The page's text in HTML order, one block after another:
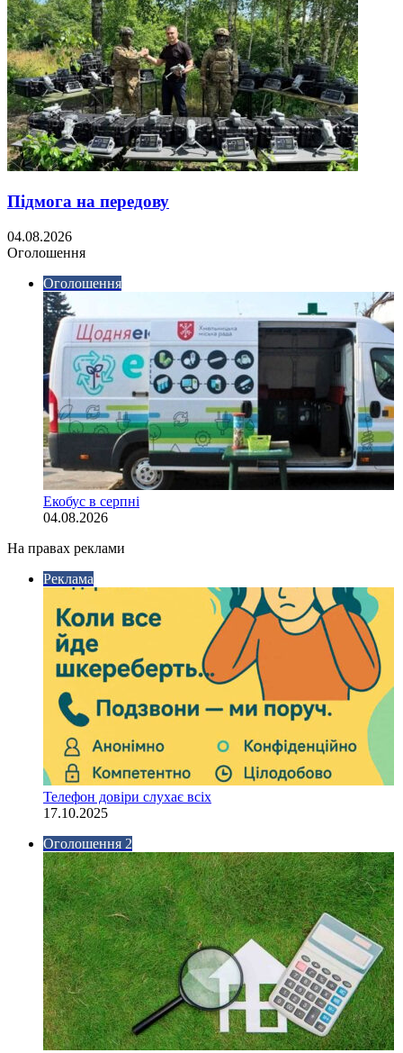
Підмога на передову
04.08.2026
Оголошення
Оголошення
Екобус в серпні
04.08.2026
На правах реклами
Реклама
Телефон довіри слухає всіх
17.10.2025
Оголошення 2